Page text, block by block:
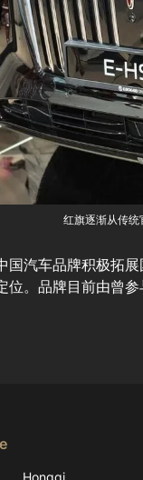
红旗逐渐从传统
国汽车品牌积极拓
位。品牌目前由曾
Hongqi